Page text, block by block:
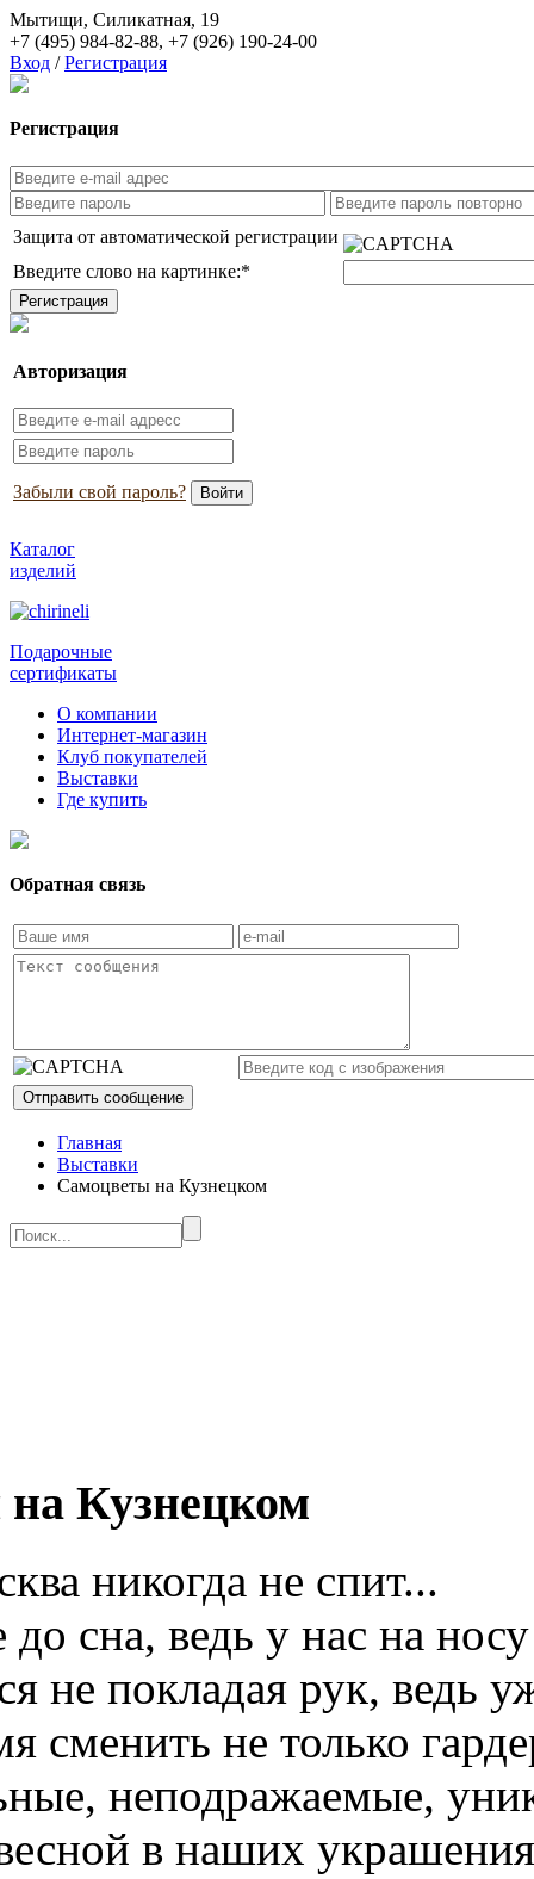
Мытищи, Силикатная, 19
+7 (495) 984-82-88, +7 (926) 190-24-00
Вход / Регистрация
Регистрация
Защита от автоматической регистрации
Введите слово на картинке:*
Авторизация
Забыли свой пароль?
Каталог
изделий
Подарочные
сертификаты
О компании
Интернет-магазин
Клуб покупателей
Выставки
Где купить
Обратная связь
Главная
Выставки
Самоцветы на Кузнецком
Кузнецком
никогда не спит...
сна, ведь у нас на
не покладая рук, ведь
сменить не только
неподражаемые,
в наших